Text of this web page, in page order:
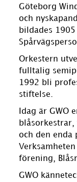
Göteborg
och
bildades
Orkestern
fulltalig
1992 bli
stiftelse.
Idag är GWO
och den enda
förening,
GWO